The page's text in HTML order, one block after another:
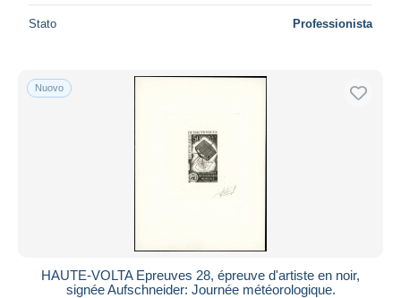
Stato Professionista
Nuovo
HAUTE-VOLTA Epreuves 28, épreuve d'artiste en noir,
signée Aufschneider: Journée météorologique.